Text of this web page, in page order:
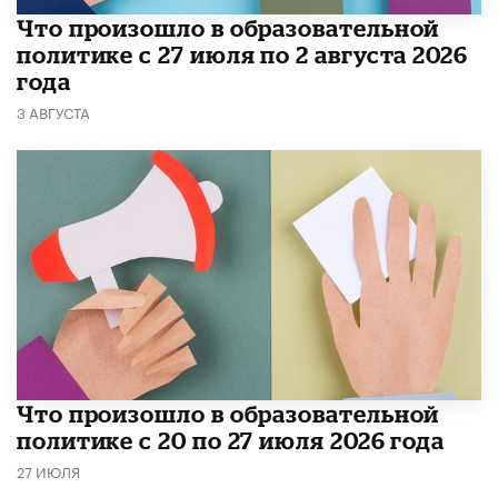
​Что произошло в образовательной
политике с 27 июля по 2 августа 2026
года
3 АВГУСТА
​Что произошло в образовательной
политике с 20 по 27 июля 2026 года
27 ИЮЛЯ